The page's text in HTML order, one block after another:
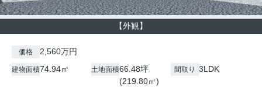
【外観】
価格 2,560万円
建物面積74.94㎡ 土地面積66.48坪
(219.80㎡)
間取り 3LDK